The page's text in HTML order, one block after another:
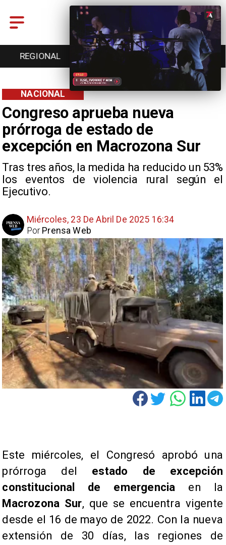
ENTRETENCIÓN DEPORTES CULTURA
Congreso aprueba nueva
prórroga de estado de
excepción en Macrozona Sur
Tras tres años, la medida ha reducido un 53%
los eventos de violencia rural según el
Ejecutivo.
NACIONAL
Miércoles, 23 De Abril De 2025 16:34
Prensa Web
Por
Este miércoles, el Congresó aprobó una
prórroga del estado de excepción
constitucional de emergencia en la
Macrozona Sur, que se encuentra vigente
desde el 16 de mayo de 2022. Con la nueva
extensión de 30 días, las regiones de